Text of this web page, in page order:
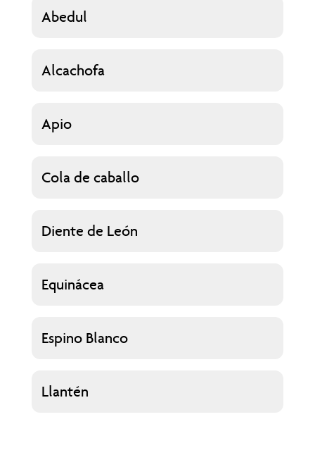
Abedul
Alcachofa
Apio
Cola de caballo
Diente de León
Equinácea
Espino Blanco
Llantén